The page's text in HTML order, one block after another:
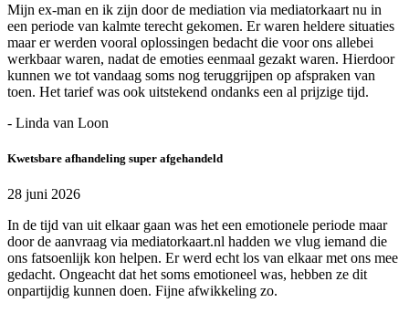
Mijn ex-man en ik zijn door de mediation via mediatorkaart nu in
een periode van kalmte terecht gekomen. Er waren heldere situaties
maar er werden vooral oplossingen bedacht die voor ons allebei
werkbaar waren, nadat de emoties eenmaal gezakt waren. Hierdoor
kunnen we tot vandaag soms nog teruggrijpen op afspraken van
toen. Het tarief was ook uitstekend ondanks een al prijzige tijd.
- Linda van Loon
Kwetsbare afhandeling super afgehandeld
28 juni 2026
In de tijd van uit elkaar gaan was het een emotionele periode maar
door de aanvraag via mediatorkaart.nl hadden we vlug iemand die
ons fatsoenlijk kon helpen. Er werd echt los van elkaar met ons mee
gedacht. Ongeacht dat het soms emotioneel was, hebben ze dit
onpartijdig kunnen doen. Fijne afwikkeling zo.